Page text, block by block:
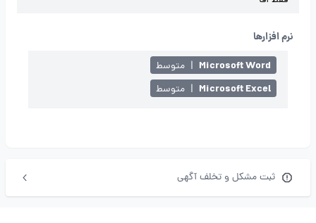
نرم افزارها
Microsoft Word
| متوسط
Microsoft Excel
| متوسط
ثبت مشکل و تخلف آگهی